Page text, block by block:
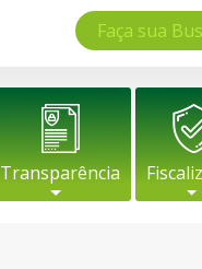
Transparência